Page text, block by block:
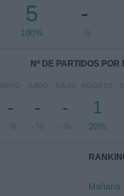
5
100%
-
- %
Nº DE PARTIDOS POR
MAYO
-
- %
JUNIO
-
- %
JULIO
-
- %
AGOSTO
1
20%
Mañana